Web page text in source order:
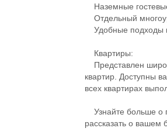
Наземные
Отдельный
Удобные подходы
Квартиры:
Представлен
квартир. Доступны
всех квартирах
Узнайте больше о
рассказать о